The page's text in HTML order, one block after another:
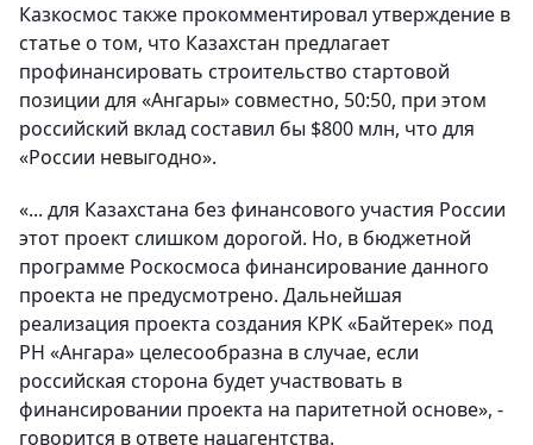
Казкосмос также прокомментировал утверждение в
статье о том, что Казахстан предлагает
профинансировать строительство стартовой
позиции для «Ангары» совместно, 50:50, при этом
российский вклад составил бы $800 млн, что для
«России невыгодно».
«... для Казахстана без финансового участия России
этот проект слишком дорогой. Но, в бюджетной
программе Роскосмоса финансирование данного
проекта не предусмотрено. Дальнейшая
реализация проекта создания КРК «Байтерек» под
РН «Ангара» целесообразна в случае, если
российская сторона будет участвовать в
финансировании проекта на паритетной основе», -
говорится в ответе нацагентства.